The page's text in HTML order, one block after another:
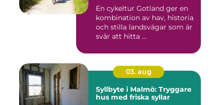
En cykeltur Gotland ger en
kombination av hav, historia
och stilla landsvägar som är
svår att hitta ...
03. aug
Syllbyte i Malmö: Tryggare
hus med friska syllar